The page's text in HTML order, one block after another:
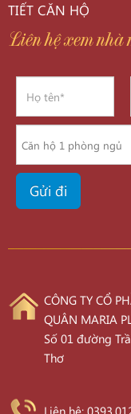
TIẾT CĂN HỘ
Liên hệ xem nhà
CÔNG TY CỔ
QUÂN MARIA
Số 01 đường
Thơ
Liên hệ: